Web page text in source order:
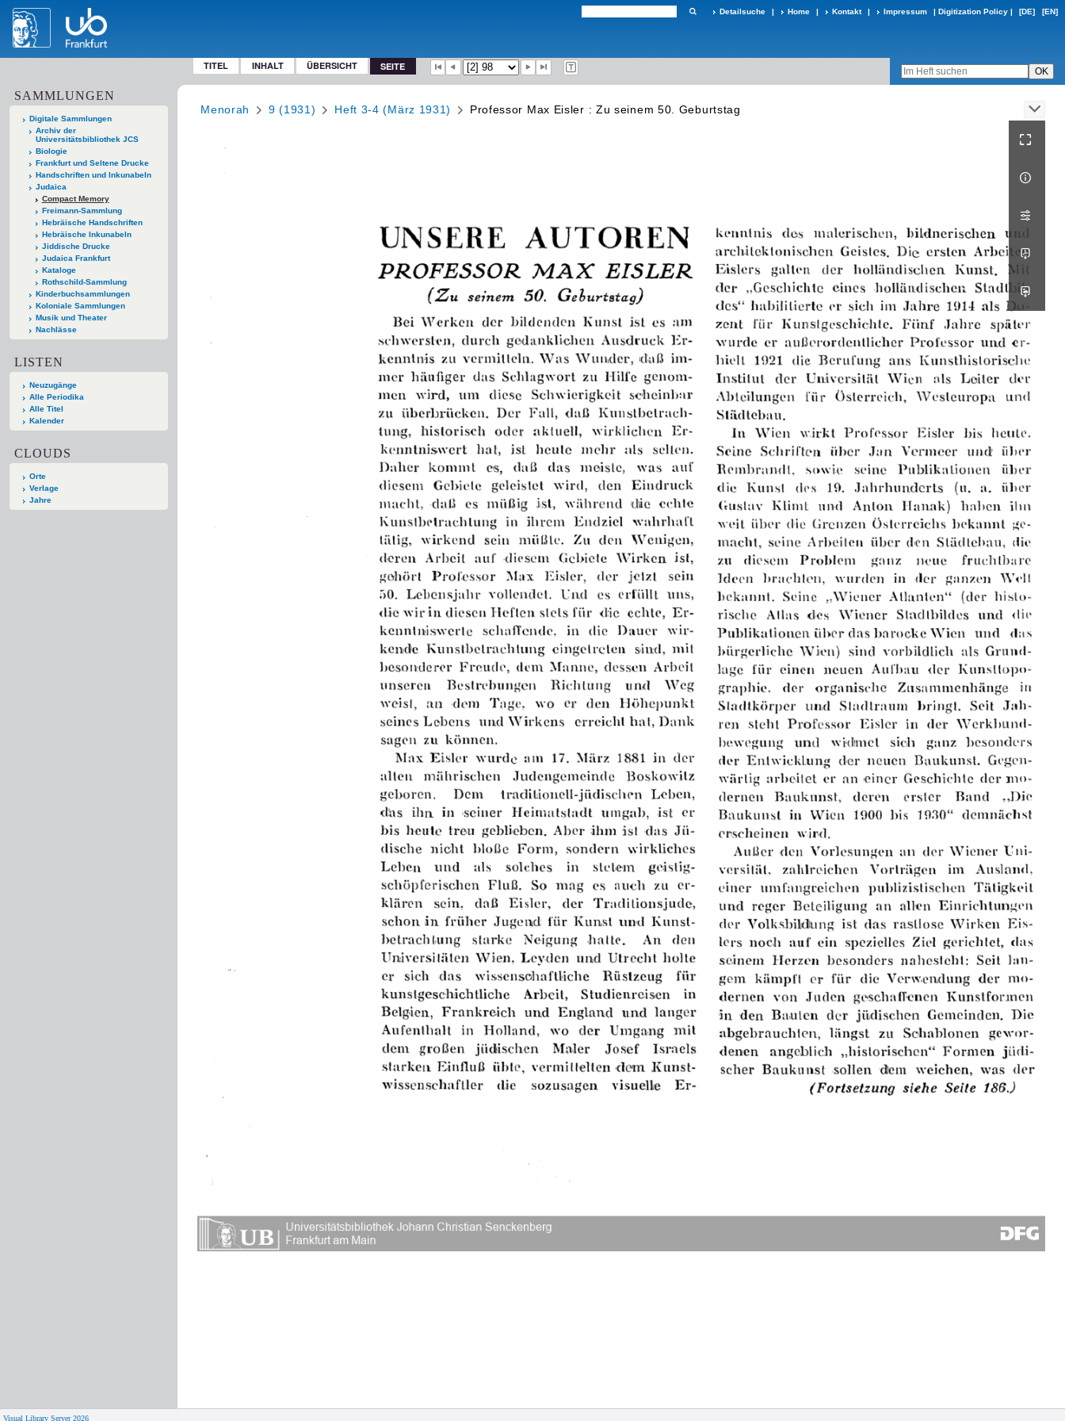
Detailsuche | Home | Kontakt | Impressum | Digitization Policy | [DE] [EN]
TITEL INHALT ÜBERSICHT SEITE
SAMMLUNGEN
Digitale Sammlungen
Archiv der
Universitätsbibliothek JCS
Biologie
Frankfurt und Seltene Drucke
Handschriften und Inkunabeln
Judaica
Compact Memory
Freimann-Sammlung
Hebräische Handschriften
Hebräische Inkunabeln
Jiddische Drucke
Judaica Frankfurt
Kataloge
Rothschild-Sammlung
Kinderbuchsammlungen
Koloniale Sammlungen
Musik und Theater
Nachlässe
LISTEN
Neuzugänge
Alle Periodika
Alle Titel
Kalender
CLOUDS
Orte
Verlage
Jahre
Menorah 9 (1931) Heft 3-4 (März 1931) Professor Max Eisler : Zu seinem 50. Geburtstag
Visual Library Server 2026